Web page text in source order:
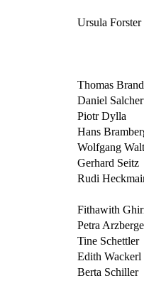
Ursula Forster
Thomas
Daniel
Piotr Dylla
Hans
Wolfgang
Gerhard Seitz
Rudi
Fithawith
Petra
Tine Schettler
Edith Wackerl
Berta Schiller